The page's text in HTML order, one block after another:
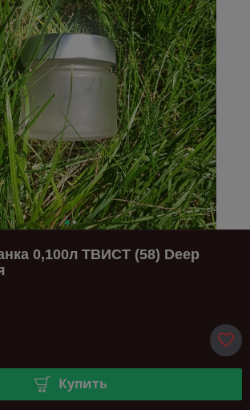
0,100л ТВИСТ (58) Deep
Купить